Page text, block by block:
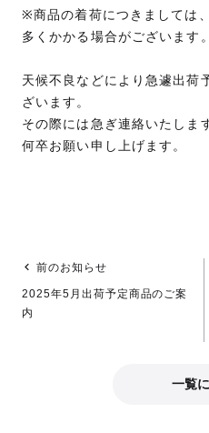
※商品の着荷につきましては
多くかかる場合がございます。
天候不良などにより急遽出荷
ざいます。
その際には急ぎ連絡いたしま
何卒お願い申し上げます。
前のお知らせ
2025年5月出荷予定商品のご案
内
一覧